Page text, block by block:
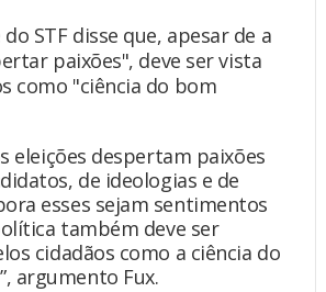
STF disse que, apesar de a
paixões", deve ser vista
como "ciência do bom
eleições despertam paixões
de ideologias e de
esses sejam sentimentos
também deve ser
cidadãos como a ciência do
argumento Fux.